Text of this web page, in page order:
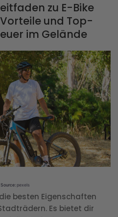
zu E-Bike
Vorteile und Top-
im Gelände
Source:pexels
besten Eigenschaften
Es bietet dir